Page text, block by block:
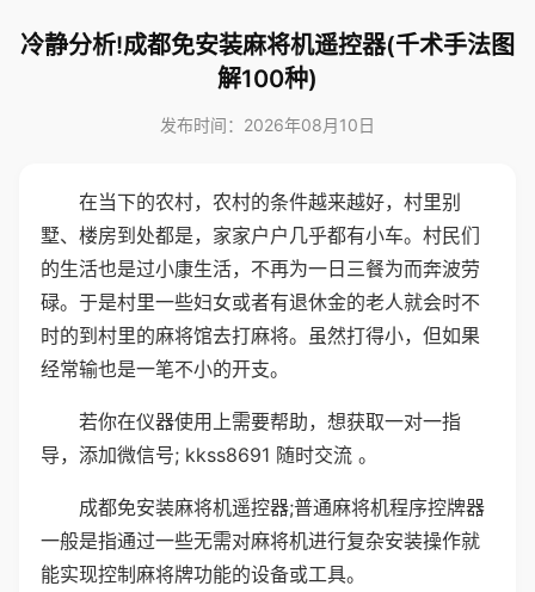
冷静分析!成都免安装麻将机遥控器(千术手法图
解100种)
发布时间：2026年08月10日
在当下的农村，农村的条件越来越好，村里别
墅、楼房到处都是，家家户户几乎都有小车。村民们
的生活也是过小康生活，不再为一日三餐为而奔波劳
碌。于是村里一些妇女或者有退休金的老人就会时不
时的到村里的麻将馆去打麻将。虽然打得小，但如果
经常输也是一笔不小的开支。
若你在仪器使用上需要帮助，想获取一对一指
导，添加微信号; kkss8691 随时交流 。
成都免安装麻将机遥控器;普通麻将机程序控牌器
一般是指通过一些无需对麻将机进行复杂安装操作就
能实现控制麻将牌功能的设备或工具。